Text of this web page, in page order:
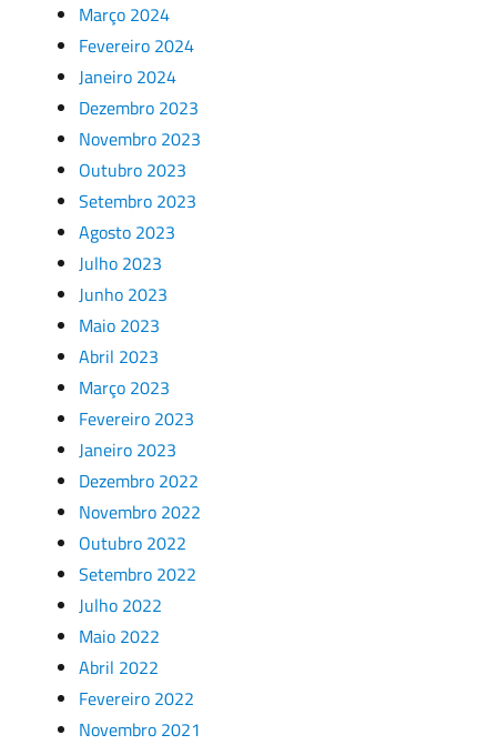
Março 2024
Fevereiro 2024
Janeiro 2024
Dezembro 2023
Novembro 2023
Outubro 2023
Setembro 2023
Agosto 2023
Julho 2023
Junho 2023
Maio 2023
Abril 2023
Março 2023
Fevereiro 2023
Janeiro 2023
Dezembro 2022
Novembro 2022
Outubro 2022
Setembro 2022
Julho 2022
Maio 2022
Abril 2022
Fevereiro 2022
Novembro 2021